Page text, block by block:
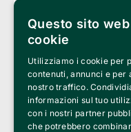
Clappit is a trademark of:
Bemils Srl
a Socio Unico
Via Fosse Ardeatine, 4 -20092
PI 05589050961
Iscr. C.C.I.A.A. Milano R.E.A.
© 2010-2025 Bemils Srl - All
Questo sito
cookie
Utilizziamo i cookie per
contenuti, annunci e per
nostro traffico.
informazioni sul tuo
con i nostri partner
che potrebbero